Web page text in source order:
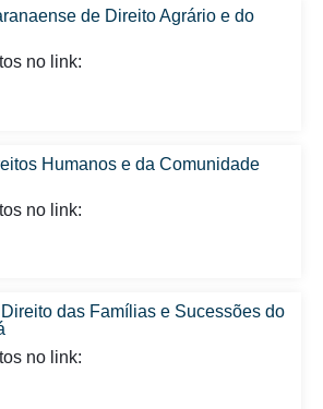
de Direito Agrário e do
no link:
Humanos e da Comunidade
no link:
das Famílias e Sucessões do
no link: